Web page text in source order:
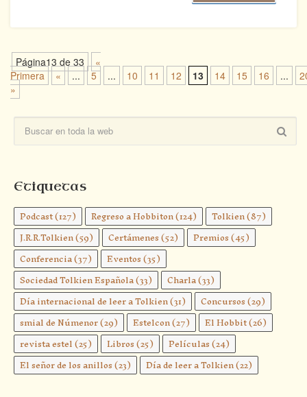
Página13 de 33
«
Primera
« ... 5 ... 10 11 12 13 14 15 16 ...
»
Etiquetas
Podcast(127) Regreso a Hobbiton(124) Tolkien(87)
J.R.R.Tolkien(59) Certámenes(52) Premios(45)
Conferencia(37) Eventos(35)
Sociedad Tolkien Española(33) Charla(33)
Día internacional de leer a Tolkien(31) Concursos(29)
smial de Númenor(29) Estelcon(27) El Hobbit(26)
revista estel(25) Libros(25) Películas(24)
El señor de los anillos(23) Día de leer a Tolkien(22)